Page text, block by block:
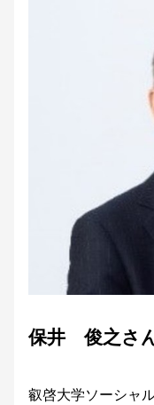
保井 俊之さ
叡啓大学ソーシャ